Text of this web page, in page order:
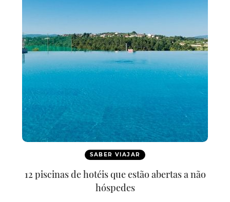
SABER VIAJAR
12 piscinas de hotéis que estão abertas a não
hóspedes